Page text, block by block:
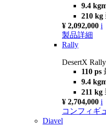
9.4
210 kg
¥ 2,092,000 i
製品詳細
Rally
DesertX Rally
110 ps
9.4
211 kg
¥ 2,704,000 i
コンフィギ
Diavel